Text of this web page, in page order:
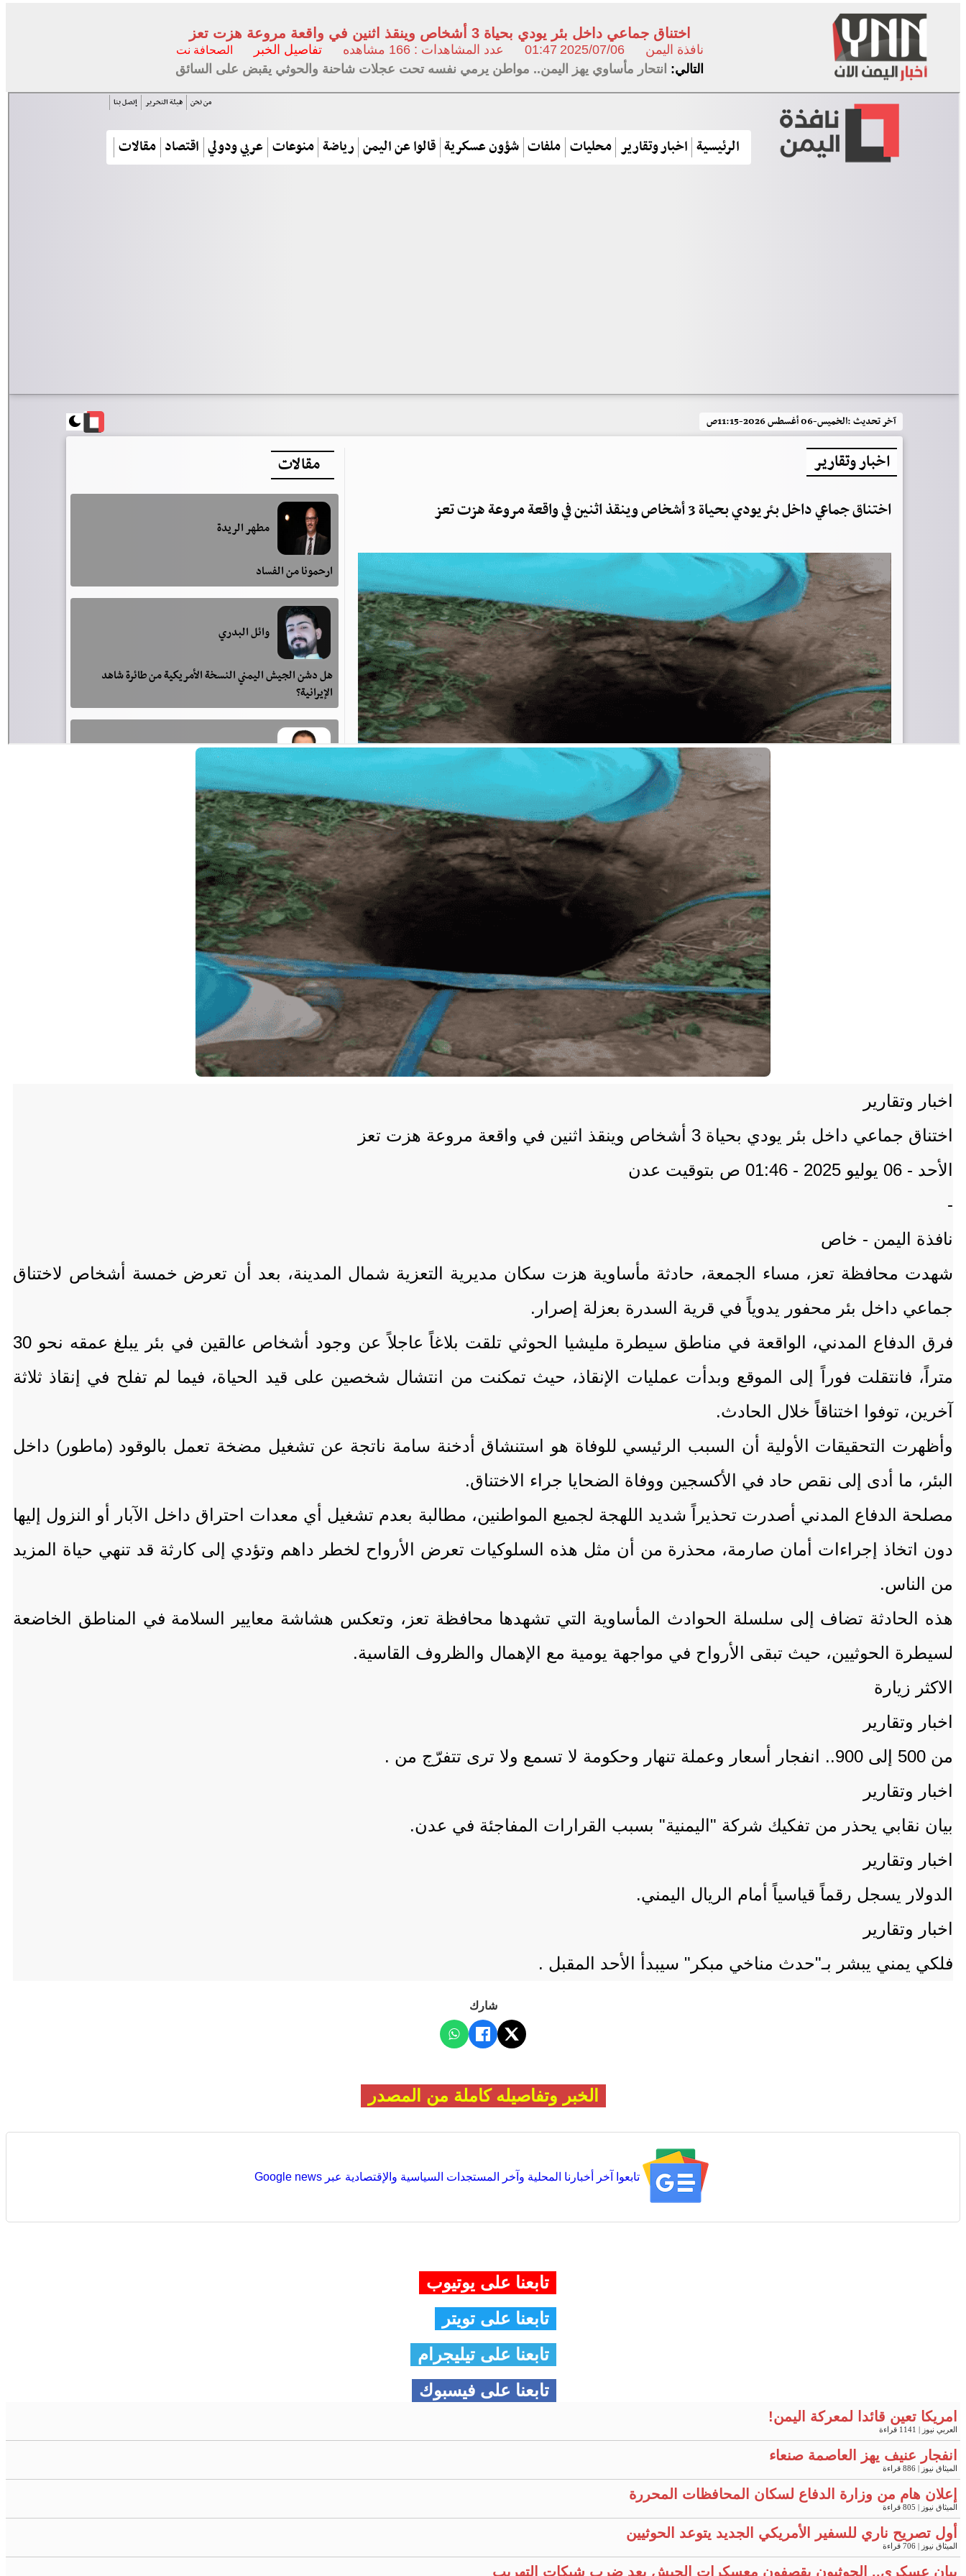
اختناق جماعي داخل بئر يودي بحياة 3 أشخاص وينقذ اثنين في واقعة مروعة هزت تعز
نافذة اليمن 2025/07/06
01:47 عدد المشاهدات : 166 مشاهده تفاصيل الخبر الصحافة نت
التالي: انتحار مأساوي يهز اليمن.. مواطن يرمي نفسه تحت عجلات شاحنة والحوثي يقبض على السائق
اخبار وتقارير
اختناق جماعي داخل بئر يودي بحياة 3 أشخاص وينقذ اثنين في واقعة مروعة هزت تعز
الأحد - 06 يوليو 2025 - 01:46 ص بتوقيت عدن
-
نافذة اليمن - خاص
شهدت محافظة تعز، مساء الجمعة، حادثة مأساوية هزت سكان مديرية التعزية شمال المدينة، بعد أن تعرض خمسة أشخاص لاختناق
جماعي داخل بئر محفور يدوياً في قرية السدرة بعزلة إصرار.
فرق الدفاع المدني، الواقعة في مناطق سيطرة مليشيا الحوثي تلقت بلاغاً عاجلاً عن وجود أشخاص عالقين في بئر يبلغ عمقه نحو 30
متراً، فانتقلت فوراً إلى الموقع وبدأت عمليات الإنقاذ، حيث تمكنت من انتشال شخصين على قيد الحياة، فيما لم تفلح في إنقاذ ثلاثة
آخرين، توفوا اختناقاً خلال الحادث.
وأظهرت التحقيقات الأولية أن السبب الرئيسي للوفاة هو استنشاق أدخنة سامة ناتجة عن تشغيل مضخة تعمل بالوقود (ماطور) داخل
البئر، ما أدى إلى نقص حاد في الأكسجين ووفاة الضحايا جراء الاختناق.
مصلحة الدفاع المدني أصدرت تحذيراً شديد اللهجة لجميع المواطنين، مطالبة بعدم تشغيل أي معدات احتراق داخل الآبار أو النزول إليها
دون اتخاذ إجراءات أمان صارمة، محذرة من أن مثل هذه السلوكيات تعرض الأرواح لخطر داهم وتؤدي إلى كارثة قد تنهي حياة المزيد
من الناس.
هذه الحادثة تضاف إلى سلسلة الحوادث المأساوية التي تشهدها محافظة تعز، وتعكس هشاشة معايير السلامة في المناطق الخاضعة
لسيطرة الحوثيين، حيث تبقى الأرواح في مواجهة يومية مع الإهمال والظروف القاسية.
الاكثر زيارة
اخبار وتقارير
من 500 إلى 900.. انفجار أسعار وعملة تنهار وحكومة لا تسمع ولا ترى تتفرّج من .
اخبار وتقارير
بيان نقابي يحذر من تفكيك شركة "اليمنية" بسبب القرارات المفاجئة في عدن.
اخبار وتقارير
الدولار يسجل رقماً قياسياً أمام الريال اليمني.
اخبار وتقارير
فلكي يمني يبشر بـ"حدث مناخي مبكر" سيبدأ الأحد المقبل .
شارك
الخبر وتفاصيله كاملة من المصدر
تابعوا آخر أخبارنا المحلية وآخر المستجدات السياسية والإقتصادية عبر Google news
تابعنا على يوتيوب
تابعنا على تويتر
تابعنا على تيليجرام
تابعنا على فيسبوك
امريكا تعين قائدا لمعركة اليمن!
العربي نيوز | 1141 قراءة
انفجار عنيف يهز العاصمة صنعاء
الميثاق نيوز | 886 قراءة
إعلان هام من وزارة الدفاع لسكان المحافظات المحررة
الميثاق نيوز | 805 قراءة
أول تصريح ناري للسفير الأمريكي الجديد يتوعد الحوثيين
الميثاق نيوز | 706 قراءة
بيان عسكري.. الحوثيون يقصفون معسكرات الجيش بعد ضرب شبكات التهريب